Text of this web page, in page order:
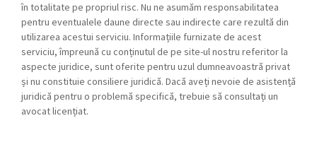
în totalitate pe propriul risc. Nu ne asumăm responsabilitatea
pentru eventualele daune directe sau indirecte care rezultă din
utilizarea acestui serviciu. Informațiile furnizate de acest
serviciu, împreună cu conținutul de pe site-ul nostru referitor la
aspecte juridice, sunt oferite pentru uzul dumneavoastră privat
și nu constituie consiliere juridică. Dacă aveți nevoie de asistență
juridică pentru o problemă specifică, trebuie să consultați un
avocat licențiat.